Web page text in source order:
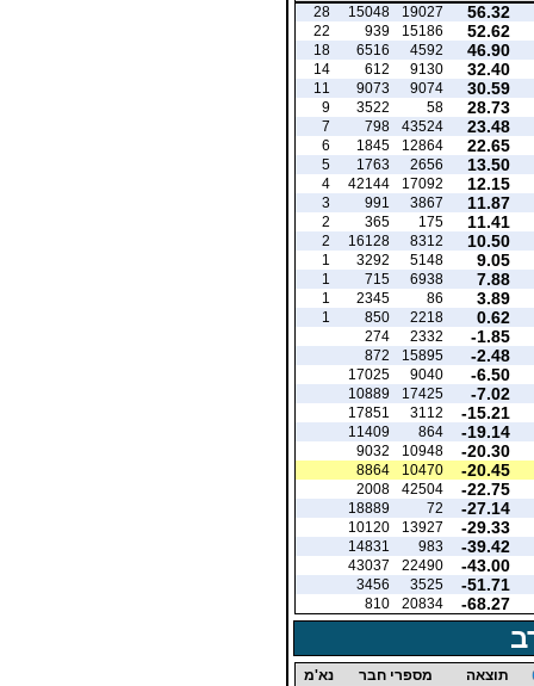
56.32
19027
15048
28
52.62
15186
939
22
46.90
4592
6516
18
32.40
9130
612
14
30.59
9074
9073
11
28.73
58
3522
9
23.48
43524
798
7
22.65
12864
1845
6
13.50
2656
1763
5
12.15
17092
42144
4
11.87
3867
991
3
11.41
175
365
2
10.50
8312
16128
2
9.05
5148
3292
1
7.88
6938
715
1
3.89
86
2345
1
0.62
2218
850
1
-1.85
2332
274
-2.48
15895
872
-6.50
9040
17025
-7.02
17425
10889
-15.21
3112
17851
-19.14
864
11409
-20.30
10948
9032
-20.45
10470
8864
-22.75
42504
2008
-27.14
72
18889
-29.33
13927
10120
-39.42
983
14831
-43.00
22490
43037
-51.71
3525
3456
-68.27
20834
810
תוצאה מספרי חבר נא'מ